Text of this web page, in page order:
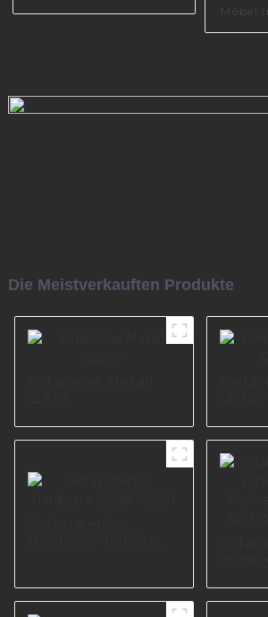
Möbel
Die Meistverkauften Produkte
für